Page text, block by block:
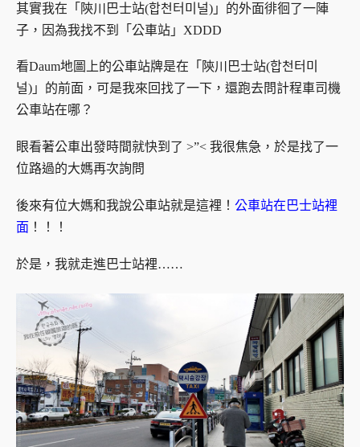
其實我在「陝川巴士站(합천터미널)」的外面徘徊了一陣
子，因為我找不到「公車站」XDDD
看Daum地圖上的公車站牌是在「陝川巴士站(합천터미
널)」的前面，可是我來回找了一下，還跑去問計程車司機
公車站在哪？
眼看著公車出發時間就快到了 >”< 我很焦急，於是找了一
位路過的大媽再次詢問
後來有位大媽和我說公車站就是這裡！ 公車站在巴士站裡
面 ！！！
於是，我就走進巴士站裡……